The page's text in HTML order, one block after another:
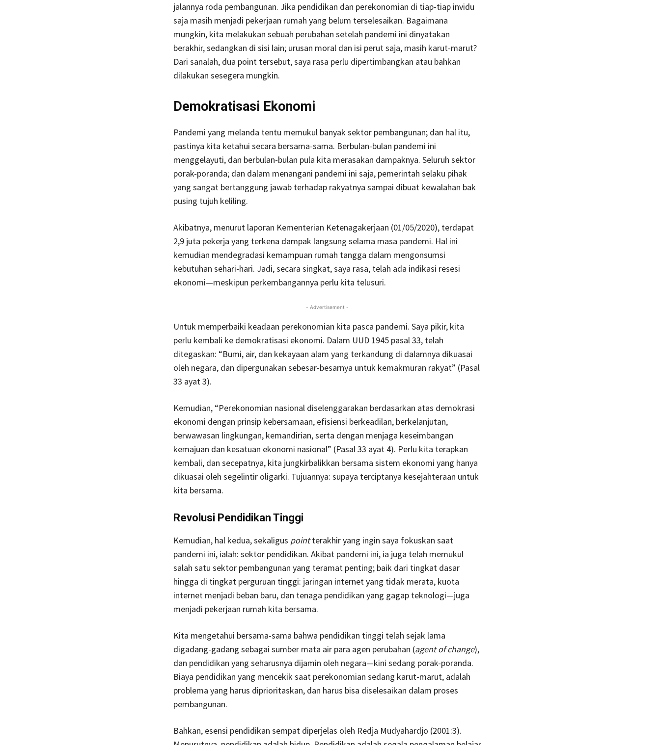
jalannya roda pembangunan. Jika pendidikan dan perekonomian di tiap-tiap invidu
saja masih menjadi pekerjaan rumah yang belum terselesaikan. Bagaimana
mungkin, kita melakukan sebuah perubahan setelah pandemi ini dinyatakan
berakhir, sedangkan di sisi lain; urusan moral dan isi perut saja, masih karut-marut?
Dari sanalah, dua point tersebut, saya rasa perlu dipertimbangkan atau bahkan
dilakukan sesegera mungkin.
Demokratisasi Ekonomi
Pandemi yang melanda tentu memukul banyak sektor pembangunan; dan hal itu,
pastinya kita ketahui secara bersama-sama. Berbulan-bulan pandemi ini
menggelayuti, dan berbulan-bulan pula kita merasakan dampaknya. Seluruh sektor
porak-poranda; dan dalam menangani pandemi ini saja, pemerintah selaku pihak
yang sangat bertanggung jawab terhadap rakyatnya sampai dibuat kewalahan bak
pusing tujuh keliling.
Akibatnya, menurut laporan Kementerian Ketenagakerjaan (01/05/2020), terdapat
2,9 juta pekerja yang terkena dampak langsung selama masa pandemi. Hal ini
kemudian mendegradasi kemampuan rumah tangga dalam mengonsumsi
kebutuhan sehari-hari. Jadi, secara singkat, saya rasa, telah ada indikasi resesi
ekonomi—meskipun perkembangannya perlu kita telusuri.
- Advertisement -
Untuk memperbaiki keadaan perekonomian kita pasca pandemi. Saya pikir, kita
perlu kembali ke demokratisasi ekonomi. Dalam UUD 1945 pasal 33, telah
ditegaskan: “Bumi, air, dan kekayaan alam yang terkandung di dalamnya dikuasai
oleh negara, dan dipergunakan sebesar-besarnya untuk kemakmuran rakyat” (Pasal
33 ayat 3).
Kemudian, “Perekonomian nasional diselenggarakan berdasarkan atas demokrasi
ekonomi dengan prinsip kebersamaan, efisiensi berkeadilan, berkelanjutan,
berwawasan lingkungan, kemandirian, serta dengan menjaga keseimbangan
kemajuan dan kesatuan ekonomi nasional” (Pasal 33 ayat 4). Perlu kita terapkan
kembali, dan secepatnya, kita jungkirbalikkan bersama sistem ekonomi yang hanya
dikuasai oleh segelintir oligarki. Tujuannya: supaya terciptanya kesejahteraan untuk
kita bersama.
Revolusi Pendidikan Tinggi
Kemudian, hal kedua, sekaligus pointterakhir yang ingin saya fokuskan saat
pandemi ini, ialah: sektor pendidikan. Akibat pandemi ini, ia juga telah memukul
salah satu sektor pembangunan yang teramat penting; baik dari tingkat dasar
hingga di tingkat perguruan tinggi: jaringan internet yang tidak merata, kuota
internet menjadi beban baru, dan tenaga pendidikan yang gagap teknologi—juga
menjadi pekerjaan rumah kita bersama.
Kita mengetahui bersama-sama bahwa pendidikan tinggi telah sejak lama
digadang-gadang sebagai sumber mata air para agen perubahan (agent of change),
dan pendidikan yang seharusnya dijamin oleh negara—kini sedang porak-poranda.
Biaya pendidikan yang mencekik saat perekonomian sedang karut-marut, adalah
problema yang harus diprioritaskan, dan harus bisa diselesaikan dalam proses
pembangunan.
Bahkan, esensi pendidikan sempat diperjelas oleh Redja Mudyahardjo (2001:3).